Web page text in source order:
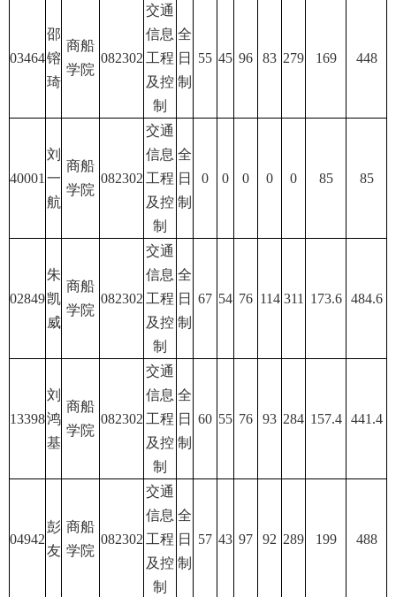
03464
邵
镕
琦
商船
学院
082302
交通
信息
工程
及控
制
全
日
制
55 45 96 83 279 169 448
40001
刘
一
航
商船
学院
082302
交通
信息
工程
及控
制
全
日
制
0 0 0 0 0 85 85
02849
朱
凯
威
商船
学院
082302
交通
信息
工程
及控
制
全
日
制
67 54 76 114 311 173.6 484.6
13398
刘
鸿
基
商船
学院
082302
交通
信息
工程
及控
制
全
日
制
60 55 76 93 284 157.4 441.4
04942
彭
友
商船
学院
082302
交通
信息
工程
及控
制
全
日
制
57 43 97 92 289 199 488